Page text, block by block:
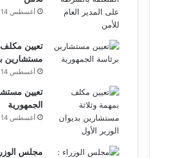
أغسطس 14, 2024
تعيين مكلف
مستشارين
أغسطس 14, 2024
تعيين
الجمهورية
أغسطس 14, 2024
مجلس